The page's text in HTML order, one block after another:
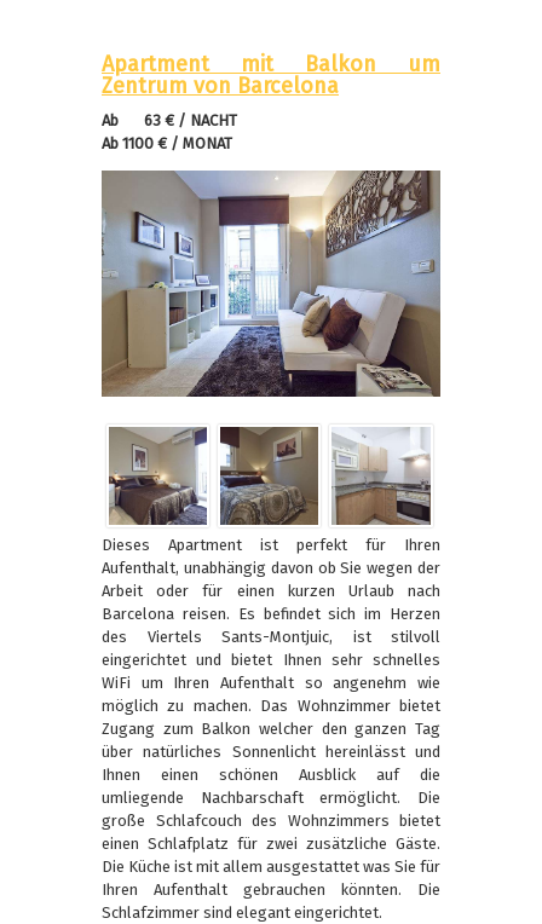
Apartment mit Balkon um
Zentrum von Barcelona
Ab 63 € / NACHT
Ab 1100 € / MONAT
Dieses Apartment ist perfekt für Ihren
Aufenthalt, unabhängig davon ob Sie wegen der
Arbeit oder für einen kurzen Urlaub nach
Barcelona reisen. Es befindet sich im Herzen
des Viertels Sants-Montjuic, ist stilvoll
eingerichtet und bietet Ihnen sehr schnelles
WiFi um Ihren Aufenthalt so angenehm wie
möglich zu machen. Das Wohnzimmer bietet
Zugang zum Balkon welcher den ganzen Tag
über natürliches Sonnenlicht hereinlässt und
Ihnen einen schönen Ausblick auf die
umliegende Nachbarschaft ermöglicht. Die
große Schlafcouch des Wohnzimmers bietet
einen Schlafplatz für zwei zusätzliche Gäste.
Die Küche ist mit allem ausgestattet was Sie für
Ihren Aufenthalt gebrauchen könnten. Die
Schlafzimmer sind elegant eingerichtet.